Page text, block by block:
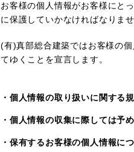
お客様の個人情報がお客様にと
に保護していかなければなりませ
(有)真部総合建築ではお客様の
てゆくことを宣言します。
・個人情報の取り扱いに関する
・個人情報の収集に際しては予
・保有するお客様の個人情報に